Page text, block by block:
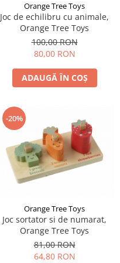
Orange Tree Toys
Joc de echilibru cu animale,
Orange Tree Toys
100,00 RON
80,00 RON
ADAUGĂ ÎN COȘ
-20%
Orange Tree Toys
Joc sortator si de numarat,
Orange Tree Toys
81,00 RON
64,80 RON